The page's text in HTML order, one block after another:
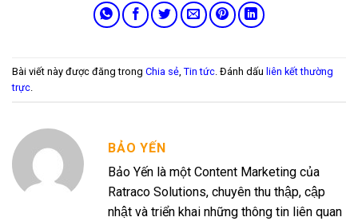
Bài viết này được đăng trong Chia sẻ Tin tức . Đánh dấu liên kết thường
trực
BẢO YẾN
Bảo Yến là một Content Marketing của
Ratraco Solutions, chuyên thu thập, cập
nhật và triển khai những thông tin liên quan